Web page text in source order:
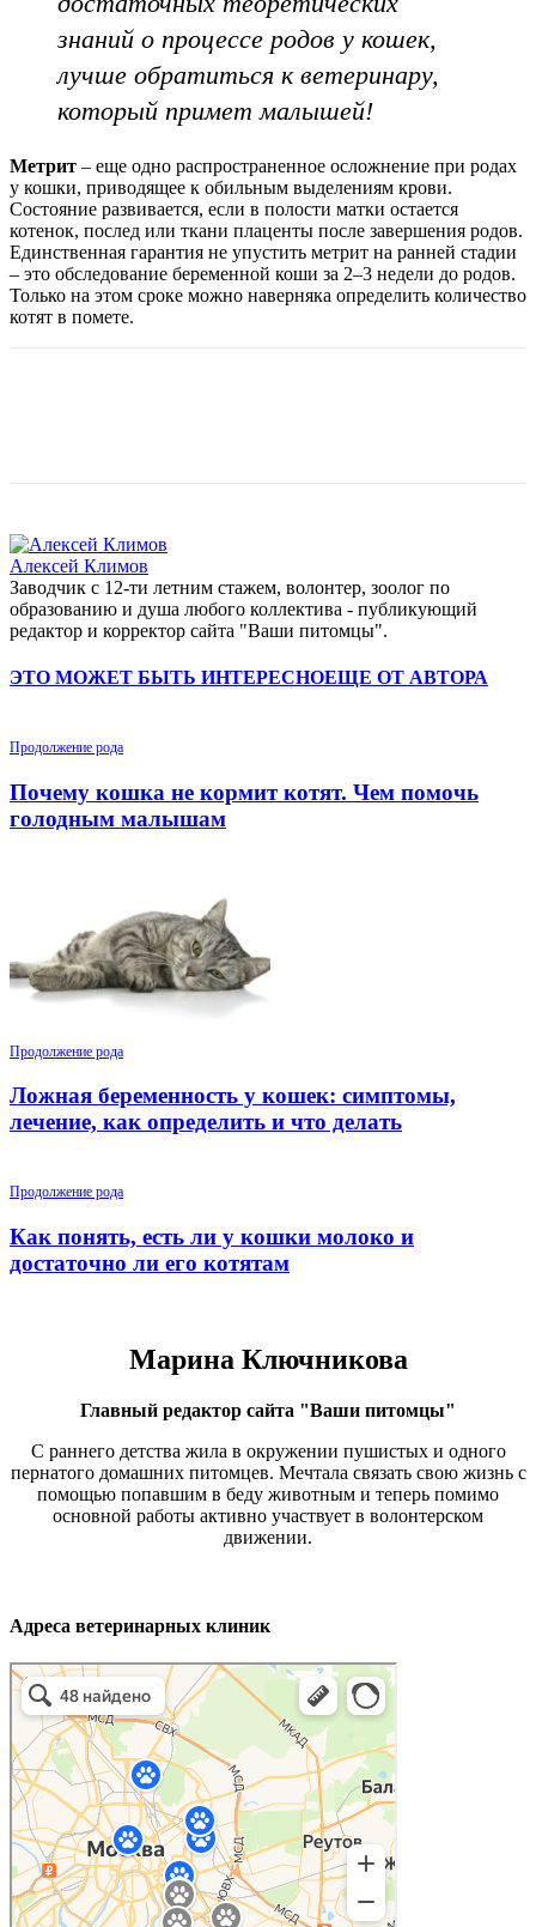
знаний о процессе родов у кошек,
лучше обратиться к ветеринару,
который примет малышей!
Метрит – еще одно распространенное осложнение при родах
у кошки, приводящее к обильным выделениям крови.
Состояние развивается, если в полости матки остается
котенок, послед или ткани плаценты после завершения родов.
Единственная гарантия не упустить метрит на ранней стадии
– это обследование беременной коши за 2–3 недели до родов.
Только на этом сроке можно наверняка определить количество
котят в помете.
Алексей Климов
Заводчик c 12-ти летним стажем, волонтер, зоолог по
образованию и душа любого коллектива - публикующий
редактор и корректор сайта "Ваши питомцы".
ЭТО МОЖЕТ БЫТЬ ИНТЕРЕСНОЕЩЕ ОТ АВТОРА
Продолжение рода
Почему кошка не кормит котят. Чем помочь
голодным малышам
Продолжение рода
Ложная беременность у кошек: симптомы,
лечение, как определить и что делать
Продолжение рода
Как понять, есть ли у кошки молоко и
достаточно ли его котятам
Марина Ключникова
Главный редактор сайта "Ваши питомцы"
С раннего детства жила в окружении пушистых и одного
пернатого домашних питомцев. Мечтала связать свою жизнь с
помощью попавшим в беду животным и теперь помимо
основной работы активно участвует в волонтерском
движении.
Адреса ветеринарных клиник